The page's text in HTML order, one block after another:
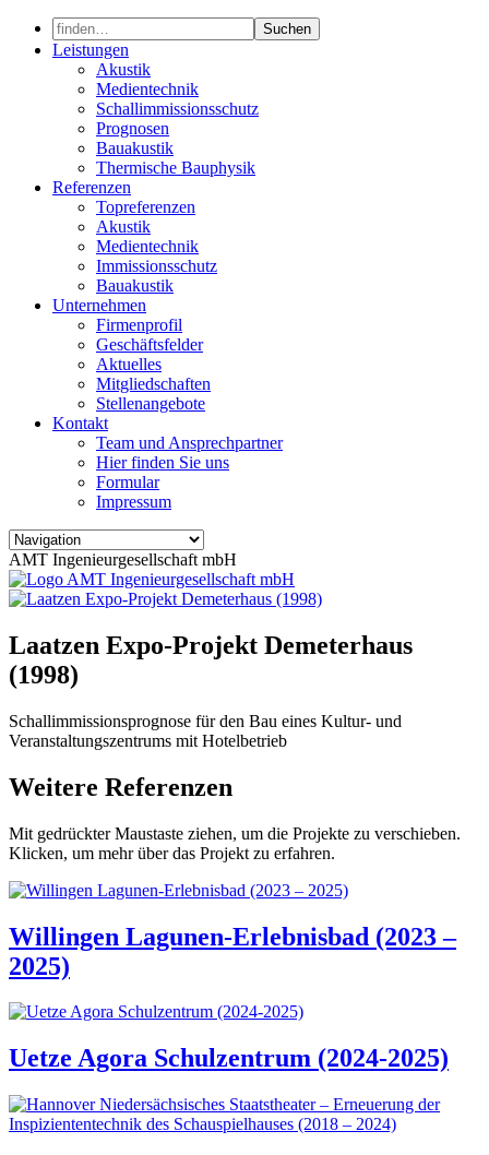
Skip
Leistungen
Akustik
Medientechnik
Schallimmissionsschutz
Prognosen
Bauakustik
Thermische Bauphysik
Referenzen
Topreferenzen
Akustik
Medientechnik
Immissionsschutz
Bauakustik
Unternehmen
Firmenprofil
Geschäftsfelder
Aktuelles
Mitgliedschaften
Stellenangebote
Kontakt
Team und Ansprechpartner
Hier finden Sie uns
Formular
Impressum
AMT Ingenieurgesellschaft mbH
Laatzen Expo-Projekt Demeterhaus
(1998)
Schallimmissionsprognose für den Bau eines Kultur- und
Veranstaltungszentrums mit Hotelbetrieb
Weitere Referenzen
Mit gedrückter Maustaste ziehen, um die Projekte zu verschieben.
Klicken, um mehr über das Projekt zu erfahren.
Willingen Lagunen-Erlebnisbad (2023 –
2025)
Uetze Agora Schulzentrum (2024-2025)